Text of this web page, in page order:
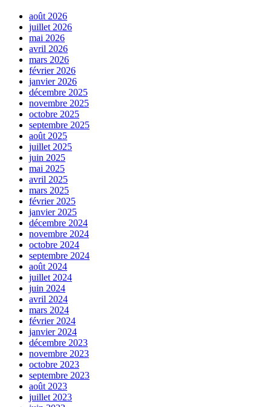
août 2026
juillet 2026
mai 2026
avril 2026
mars 2026
février 2026
janvier 2026
décembre 2025
novembre 2025
octobre 2025
septembre 2025
août 2025
juillet 2025
juin 2025
mai 2025
avril 2025
mars 2025
février 2025
janvier 2025
décembre 2024
novembre 2024
octobre 2024
septembre 2024
août 2024
juillet 2024
juin 2024
avril 2024
mars 2024
février 2024
janvier 2024
décembre 2023
novembre 2023
octobre 2023
septembre 2023
août 2023
juillet 2023